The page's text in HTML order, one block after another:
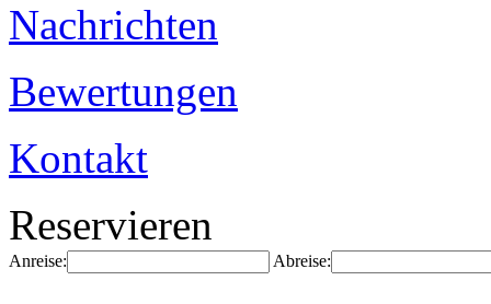
Nachrichten
Bewertungen
Kontakt
Reservieren
Anreise: Abreise: